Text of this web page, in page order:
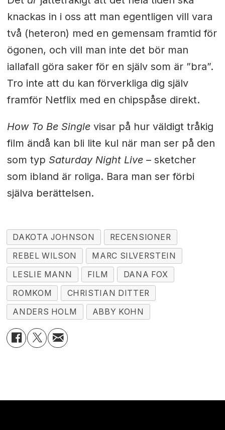
knackas in i oss att man egentligen vill vara
två (heteron) med en gemensam framtid för
ögonen, och vill man inte det bör man
iallafall göra saker för en själv som är ”bra”.
Tro inte att du kan förverkliga dig själv
framför Netflix med en chipspåse direkt.
How To Be Singlevisar på hur väldigt tråkig
film ändå kan bli lite kul när man ser på den
som typ Saturday Night Live– sketcher
som ibland är roliga. Bara man ser förbi
själva berättelsen.
DAKOTA JOHNSON
RECENSIONER
REBEL WILSON
MARC SILVERSTEIN
LESLIE MANN
FILM
DANA FOX
ROMKOM
CHRISTIAN DITTER
ANDERS HOLM
ABBY KOHN